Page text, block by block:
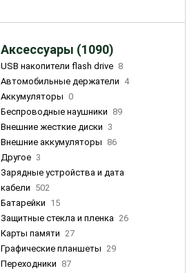
Аксессуары (1090)
USB накопители flash drive 8
Автомобильные держатели 4
Аккумуляторы 0
Беспроводные наушники 89
Внешние жесткие диски 3
Внешние аккумуляторы 86
Другое 3
Зарядные устройства и дата
кабели 502
Батарейки 15
Защитные стекла и пленка 26
Карты памяти 27
Графические планшеты 29
Переходники 87